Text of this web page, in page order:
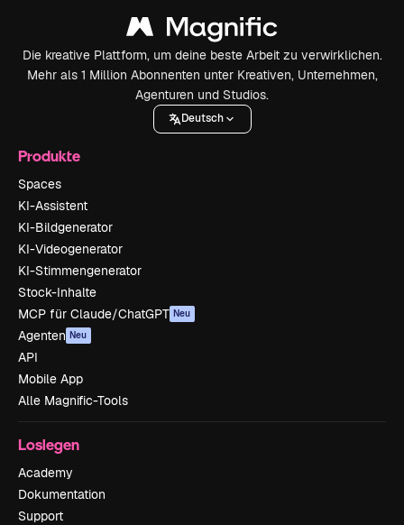
Die kreative Plattform, um deine beste Arbeit zu verwirklichen.
Mehr als 1 Million Abonnenten unter Kreativen, Unternehmen,
Agenturen und Studios.
Deutsch
Produkte
Spaces
KI-Assistent
KI-Bildgenerator
KI-Videogenerator
KI-Stimmengenerator
Stock-Inhalte
MCP für Claude/ChatGPT Neu
Agenten Neu
API
Mobile App
Alle Magnific-Tools
Loslegen
Academy
Dokumentation
Support